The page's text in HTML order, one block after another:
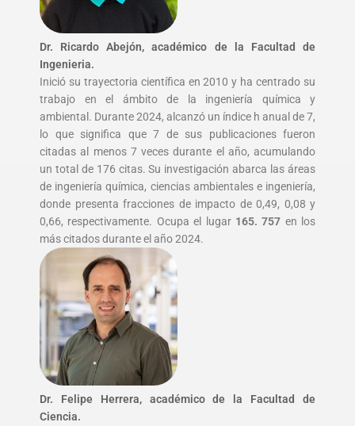
Dr. Ricardo Abejón, académico de la Facultad de
Ingenieria.
Inició su trayectoria científica en 2010 y ha centrado su
trabajo en el ámbito de la ingeniería química y
ambiental. Durante 2024, alcanzó un índice h anual de 7,
lo que significa que 7 de sus publicaciones fueron
citadas al menos 7 veces durante el año, acumulando
un total de 176 citas. Su investigación abarca las áreas
de ingeniería química, ciencias ambientales e ingeniería,
donde presenta fracciones de impacto de 0,49, 0,08 y
0,66, respectivamente. Ocupa el lugar 165. 757 en los
más citados durante el año 2024.
Dr. Felipe Herrera, académico de la Facultad de
Ciencia.